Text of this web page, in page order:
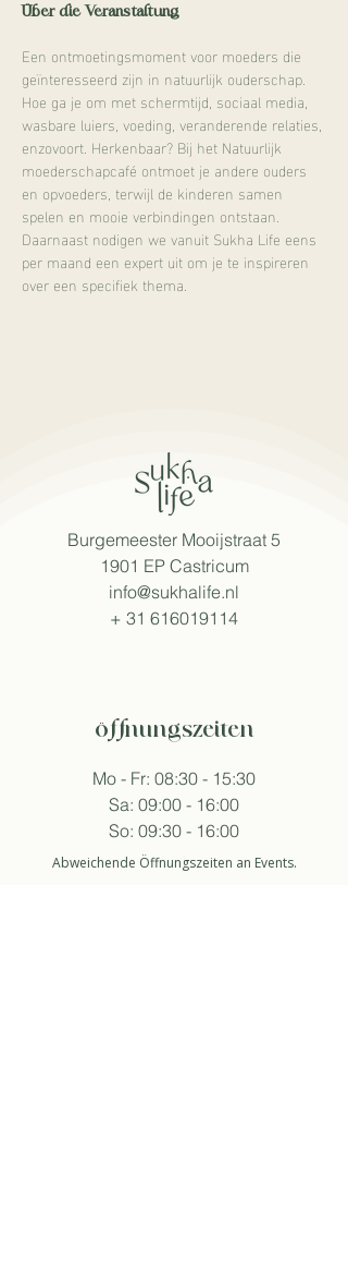
Über die Veranstaltung
Een ontmoetingsmoment voor moeders die
geïnteresseerd zijn in natuurlijk ouderschap.
Hoe ga je om met schermtijd, sociaal media,
wasbare luiers, voeding, veranderende relaties,
enzovoort. Herkenbaar? Bij het Natuurlijk
moederschapcafé ontmoet je andere ouders
en opvoeders, terwijl de kinderen samen
spelen en mooie verbindingen ontstaan.
Daarnaast nodigen we vanuit Sukha Life eens
per maand een expert uit om je te inspireren
over een specifiek thema.
Burgemeester Mooijstraat 5
1901 EP Castricum
info@sukhalife.nl
+ 31 616019114
öffnungszeiten
Mo - Fr: 08:30 - 15:30
Sa: 09:00 - 16:00
So: 09:30 - 16:00
Abweichende Öffnungszeiten an Events.